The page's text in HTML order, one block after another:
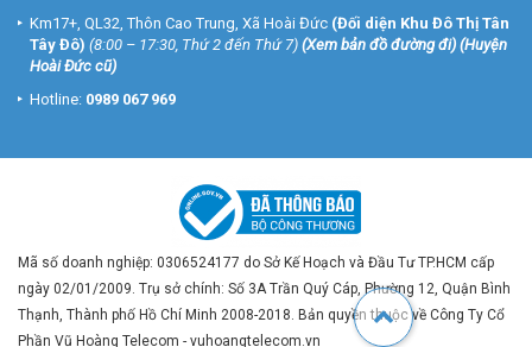
Km17+, QL32, Thôn Cao Trung, Xã Hoài Đức (Đối diện Khu Đô Thị Tân
Tây Đô) (8:00 – 17:30, Thứ 2 đến Thứ 7) (Xem bản đồ đường đi) (Huyện
Hoài Đức cũ)
Hotline: 0989 067 969
Mã số doanh nghiệp: 0306524177 do Sở Kế Hoạch và Đầu Tư TP.HCM cấp
ngày 02/01/2009. Trụ sở chính: Số 3A Trần Quý Cáp, Phường 12, Quận Bình
Thạnh, Thành phố Hồ Chí Minh 2008-2018. Bản quyền thuộc về Công Ty Cổ
Phần Vũ Hoàng Telecom - vuhoangtelecom.vn